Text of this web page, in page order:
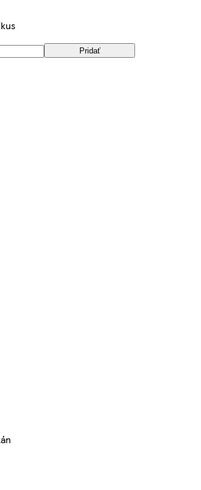
Pridať